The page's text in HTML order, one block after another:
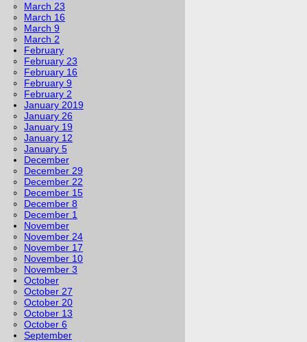
March 23
March 16
March 9
March 2
February
February 23
February 16
February 9
February 2
January 2019
January 26
January 19
January 12
January 5
December
December 29
December 22
December 15
December 8
December 1
November
November 24
November 17
November 10
November 3
October
October 27
October 20
October 13
October 6
September